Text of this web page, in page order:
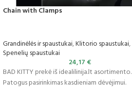
Chain with Clamps
Grandinėlės ir spaustukai,Klitorio spaustukai,
Spenelių spaustukai
24,17 €
BAD KITTY prekė iš idealilinija.lt asortimento.
Patogus pasirinkimas kasdieniam dėvėjimui.